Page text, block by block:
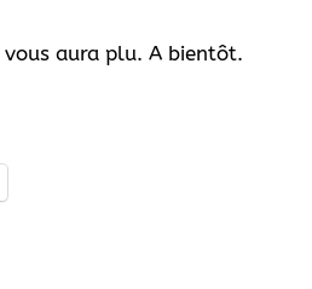
vous aura plu. A bientôt.